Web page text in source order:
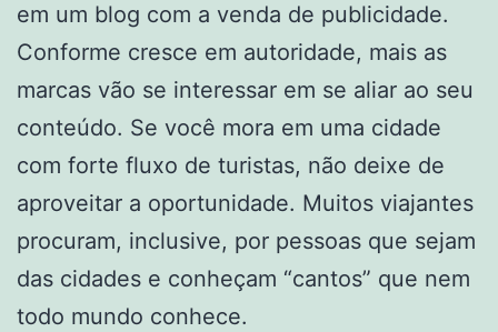
em um blog com a venda de publicidade.
Conforme cresce em autoridade, mais as
marcas vão se interessar em se aliar ao seu
conteúdo. Se você mora em uma cidade
com forte fluxo de turistas, não deixe de
aproveitar a oportunidade. Muitos viajantes
procuram, inclusive, por pessoas que sejam
das cidades e conheçam “cantos” que nem
todo mundo conhece.